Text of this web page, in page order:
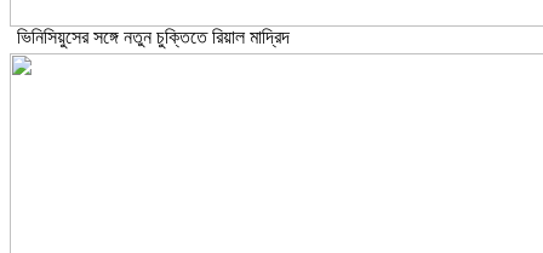
ভিনিসিয়ুসের সঙ্গে নতুন চুক্তিতে রিয়াল মাদ্রিদ